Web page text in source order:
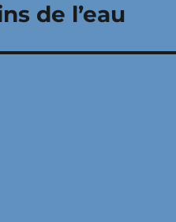
de l’eau